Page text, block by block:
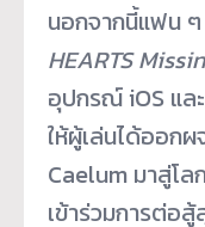
นอกจากนี้แฟน ๆ
HEARTS
อุปกรณ์ iOS แล
ให้ผู้เล่นได้ออกผ
Caelum มาสู่โล
เข้าร่วมการต่อสู้